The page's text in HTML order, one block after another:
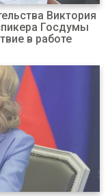
Виктория
Госдумы
в работе